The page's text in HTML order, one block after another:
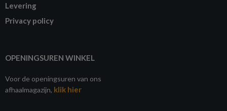
Levering
Privacy policy
OPENINGSUREN WINKEL
Voor de openingsuren van ons
afhaalmagazijn, klik hier